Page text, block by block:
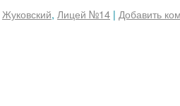
Жуковский, Лицей №14 | Добавить